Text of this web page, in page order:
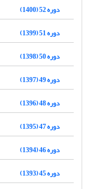
دوره 52 (1400)
دوره 51 (1399)
دوره 50 (1398)
دوره 49 (1397)
دوره 48 (1396)
دوره 47 (1395)
دوره 46 (1394)
دوره 45 (1393)